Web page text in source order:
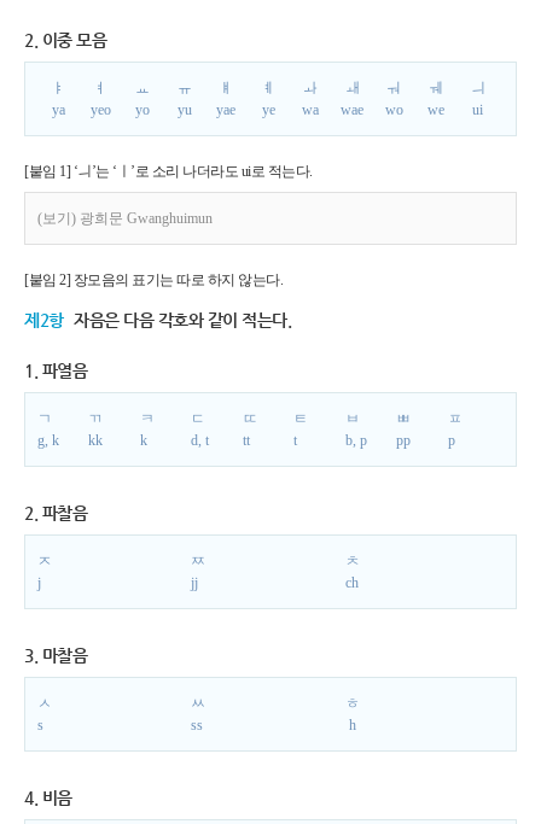
2. 이중 모음
ㅑ
ya
ㅕ
yeo
ㅛ
yo
ㅠ
yu
ㅒ
yae
ㅖ
ye
ㅘ
wa
ㅙ
wae
ㅝ
wo
ㅞ
we
ㅢ
ui
[붙임 1] ‘ㅢ’는 ‘ㅣ’로 소리 나더라도 ui로 적는다.
(보기) 광희문 Gwanghuimun
[붙임 2] 장모음의 표기는 따로 하지 않는다.
제2항 자음은 다음 각호와 같이 적는다.
1. 파열음
ㄱ
g, k
ㄲ
kk
ㅋ
k
ㄷ
d, t
ㄸ
tt
ㅌ
t
ㅂ
b, p
ㅃ
pp
ㅍ
p
2. 파찰음
ㅈ
j
ㅉ
jj
ㅊ
ch
3. 마찰음
ㅅ
s
ㅆ
ss
ㅎ
h
4. 비음